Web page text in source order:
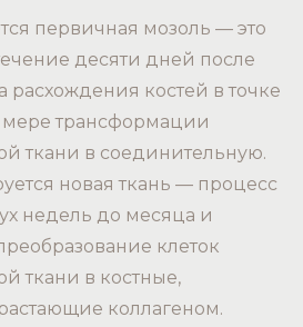
первичная мозоль — это
десяти дней после
расхождения костей в точке
трансформации
ткани в соединительную.
новая ткань — процесс
недель до месяца и
клеток
ткани в костные,
коллагеном.